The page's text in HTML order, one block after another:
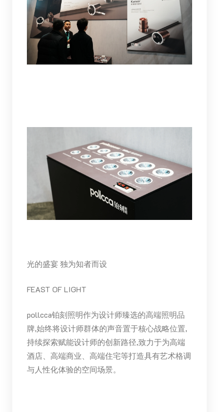
光的盛宴 独为知者而设
FEAST OF LIGHT
pollcca铂刻照明作为设计师臻选的高端照明品
牌,始终将设计师群体的声音置于核心战略位置,
持续探索赋能设计师的创新路径,致力于为高端
酒店、高端商业、高端住宅等打造具有艺术格调
与人性化体验的空间场景。